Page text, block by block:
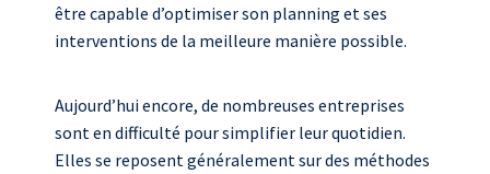
être capable d’optimiser son planning et ses
interventions de la meilleure manière possible.
Aujourd’hui encore, de nombreuses entreprises
sont en difficulté pour simplifier leur quotidien.
Elles se reposent généralement sur des méthodes